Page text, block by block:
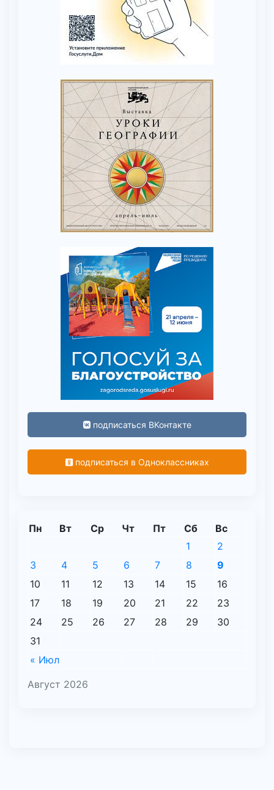
подписаться ВКонтакте
подписаться в Одноклассниках
Август 2026
Пн Вт Ср Чт Пт Сб Вс
« Июл
1
2
3
4 5 6 7 8
9
10
11 12 13 14 15
16
17
18 19 20 21 22
23
24
25 26 27 28 29
30
31